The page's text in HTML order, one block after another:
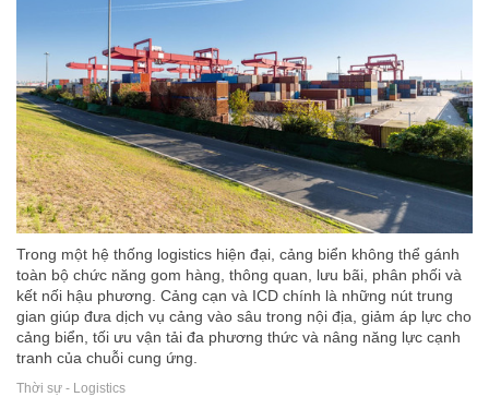
Trong một hệ thống logistics hiện đại, cảng biển không thể gánh
toàn bộ chức năng gom hàng, thông quan, lưu bãi, phân phối và
kết nối hậu phương. Cảng cạn và ICD chính là những nút trung
gian giúp đưa dịch vụ cảng vào sâu trong nội địa, giảm áp lực cho
cảng biển, tối ưu vận tải đa phương thức và nâng năng lực cạnh
tranh của chuỗi cung ứng.
Thời sự - Logistics